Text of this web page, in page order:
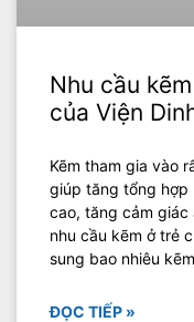
Nhu cầu
của Viện
Kẽm tham gia vào
giúp tăng tổng hợp
cao, tăng cảm
nhu cầu kẽm ở trẻ
sung bao nhiêu
ĐỌC TIẾP »